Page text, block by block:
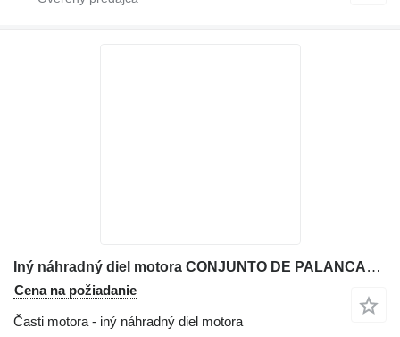
Iný náhradný diel motora CONJUNTO DE PALANCAS MANDO HIDRAULICO 209-3353 na rýpadla-nakladača Caterpillar 416E
Cena na požiadanie
Časti motora - iný náhradný diel motora